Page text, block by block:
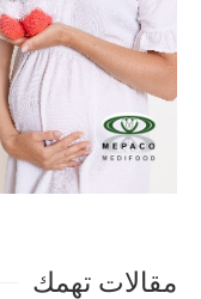
مقالات تهمك